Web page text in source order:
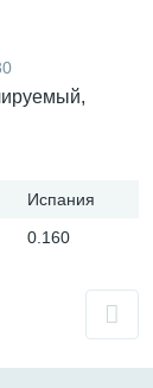
Испания
0.160